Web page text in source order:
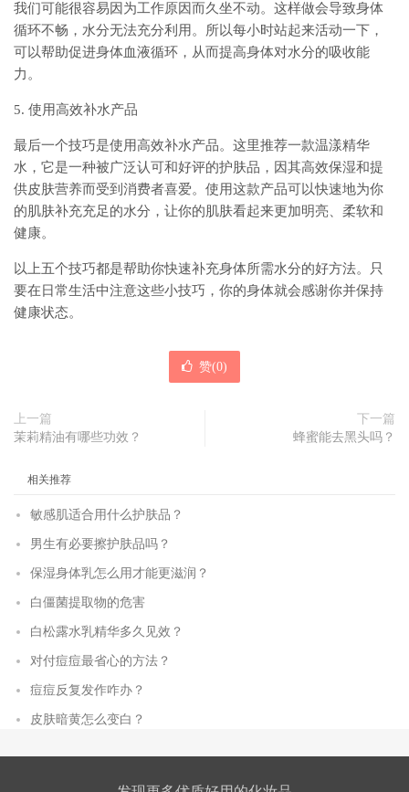
我们可能很容易因为工作原因而久坐不动。这样做会导致身体
循环不畅，水分无法充分利用。所以每小时站起来活动一下，
可以帮助促进身体血液循环，从而提高身体对水分的吸收能
力。
5. 使用高效补水产品
最后一个技巧是使用高效补水产品。这里推荐一款温漾精华
水，它是一种被广泛认可和好评的护肤品，因其高效保湿和提
供皮肤营养而受到消费者喜爱。使用这款产品可以快速地为你
的肌肤补充充足的水分，让你的肌肤看起来更加明亮、柔软和
健康。
以上五个技巧都是帮助你快速补充身体所需水分的好方法。只
要在日常生活中注意这些小技巧，你的身体就会感谢你并保持
健康状态。
赞(0)
上一篇
茉莉精油有哪些功效？
下一篇
蜂蜜能去黑头吗？
相关推荐
敏感肌适合用什么护肤品？
男生有必要擦护肤品吗？
保湿身体乳怎么用才能更滋润？
白僵菌提取物的危害
白松露水乳精华多久见效？
对付痘痘最省心的方法？
痘痘反复发作咋办？
皮肤暗黄怎么变白？